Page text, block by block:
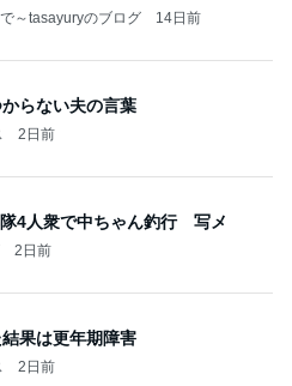
～tasayuryのブログ 14日前
らない夫の言葉
2日前
鬼郁隊4人衆で中ちゃん釣行 写メ
2日前
果は更年期障害
2日前